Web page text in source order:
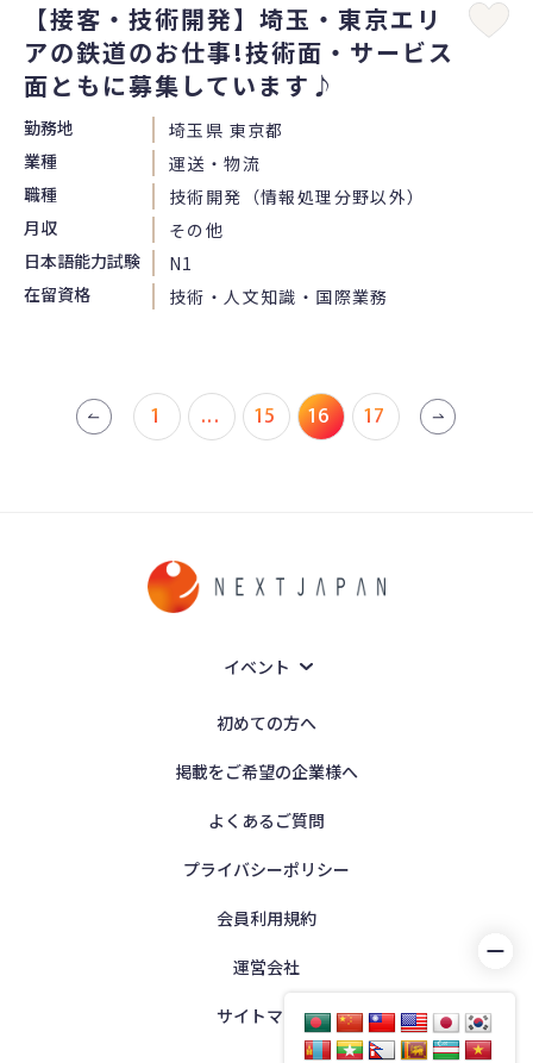
【接客・技術開発】埼玉・東京エリ
アの鉄道のお仕事!技術面・サービス
面ともに募集しています♪
勤務地
埼玉県 東京都
業種
運送・物流
職種
技術開発（情報処理分野以外）
月収
その他
日本語能力試験
N1
在留資格
技術・人文知識・国際業務
1 ... 15 16 17
イベント
初めての方へ
掲載をご希望の企業様へ
よくあるご質問
プライバシーポリシー
会員利用規約
運営会社
サイトマップ